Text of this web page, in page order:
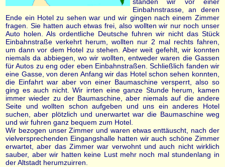
Einbahnstrasse, an deren
Ende ein Hotel zu sehen war und wir gingen nach einem Zimmer
fragen. Sie hatten auch etwas frei, also wollten wir nur noch unser
Auto holen. Als ordentliche Deutsche fuhren wir nicht das Stück
Einbahnstraße verkehrt herum, wollten nur 2 mal rechts fahren,
um dann vor dem Hotel zu stehen. Aber weit gefehlt, wir konnten
niemals da abbiegen, wo wir wollten, entweder waren die Gassen
für Autos zu eng oder eben Einbahnstraßen. Schließlich fanden wir
eine Gasse, von deren Anfang wir das Hotel schon sehen konnten,
die Einfahrt war aber von einer Baumaschine versperrt, also so
ging es auch nicht. Wir irrten eine ganze Stunde herum, kamen
immer wieder zu der Baumaschine, aber niemals auf die andere
Seite und wollten schon aufgeben und uns ein anderes Hotel
suchen, aber plötzlich und unerwartet war die Baumaschine weg
und wir fuhren ganz bequem zum Hotel.
Wir bezogen unser Zimmer und waren etwas enttäuscht, nach der
vielversprechenden Eingangshalle hatten wir auch schöne Zimmer
erwartet, aber das Zimmer war verwohnt und auch nicht wirklich
sauber, aber wir hatten keine Lust mehr noch mal stundenlang in
der Altstadt herumzuirren.